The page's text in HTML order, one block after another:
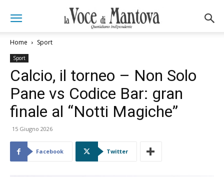
Home Sport
Sport
Calcio, il torneo – Non Solo
Pane vs Codice Bar: gran
finale al “Notti Magiche”
15 Giugno 2026
Facebook Twitter